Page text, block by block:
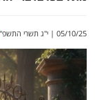
פתוח? ומה
הרב
שלח